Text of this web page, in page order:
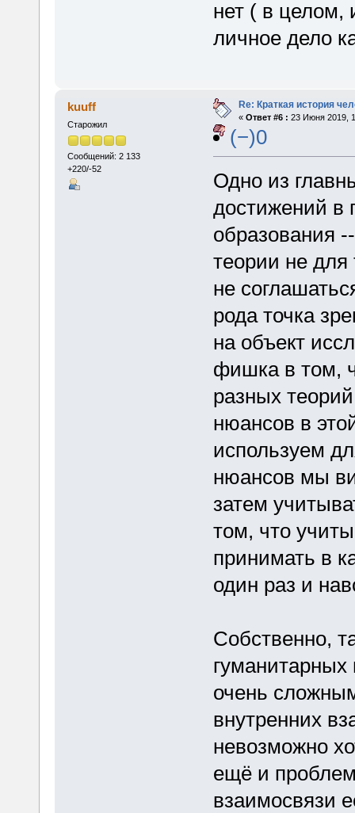
нет ( в целом,
личное дело
kuuff
Старожил
Сообщений: 2 133
+220/-52
Re: Краткая история
« Ответ #6 : 23 Июня 2019,
(−)0
Одно из
достижений в
образования
теории не для
не
рода точка
на объект
фишка в том,
разных
нюансов в
используем
нюансов мы
затем
том, что
принимать в
один раз и
Собственно,
гуманитарных
очень
внутренних
невозможно
ещё и
взаимосвязи